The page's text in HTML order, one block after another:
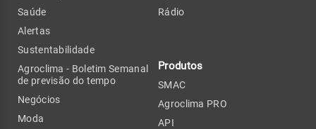
Saúde
Alertas
Sustentabilidade
Agroclima - Boletim Semanal
de previsão do tempo
Negócios
Moda
Rádio
Produtos
SMAC
Agroclima PRO
API